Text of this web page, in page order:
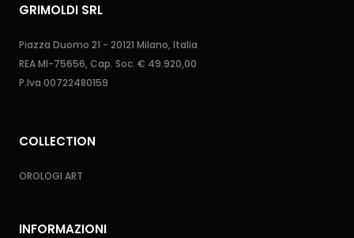
GRIMOLDI SRL
Piazza Duomo 21 - 20121 Milano, Italia
REA MI-75656, Cap. Soc. € 49.920,00
P.Iva 00722480159
COLLECTION
OROLOGI ART
INFORMAZIONI